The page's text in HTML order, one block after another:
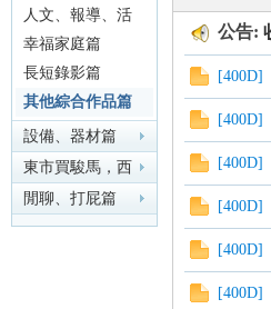
物篇
人文、報導、活
動篇
幸福家庭篇
長短錄影篇
其他綜合作品篇
設備、器材篇
東市買駿馬，西
市買鞍韉，南市
買轡
閒聊、打屁篇
公告:
[400D]
[400D]
[400D]
[400D]
[400D]
[400D]